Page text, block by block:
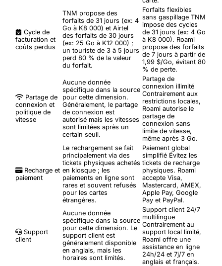
Cycle de
facturation et
coûts perdus
TNM propose des
forfaits de 31 jours (ex: 4
Go à K8 000) et Airtel
des forfaits de 30 jours
(ex: 25 Go à K12 000) ;
un touriste de 3 à 5 jours
perd 80 % de la valeur
du forfait.
Forfaits flexibles
sans gaspillage TNM
impose des cycles
de 31 jours (ex: 4 Go
à K8 000). Roami
propose des forfaits
de 7 jours à partir de
1,99 $/Go, évitant 80
% de perte.
Partage de
connexion et
politique de
vitesse
Aucune donnée
spécifique dans la source
pour cette dimension.
Généralement, le partage
de connexion est
autorisé mais les vitesses
sont limitées après un
certain seuil.
Partage de
connexion illimité
Contrairement aux
restrictions locales,
Roami autorise le
partage de
connexion sans
limite de vitesse,
même après 3 Go.
Recharge et
paiement
Le rechargement se fait
principalement via des
tickets physiques achetés
en kiosque ; les
paiements en ligne sont
rares et souvent refusés
pour les cartes
étrangères.
Paiement global
simplifié Évitez les
tickets de recharge
physiques. Roami
accepte Visa,
Mastercard, AMEX,
Apple Pay, Google
Pay et PayPal.
Support
client
Aucune donnée
spécifique dans la source
pour cette dimension. Le
support client est
généralement disponible
en anglais, mais les
horaires sont limités.
Support client 24/7
multilingue
Contrairement au
support local limité,
Roami offre une
assistance en ligne
24h/24 et 7j/7 en
anglais et français.